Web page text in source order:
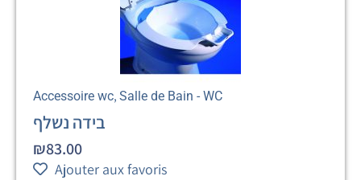
Accessoire wc,Salle de Bain - WC
בידה נשלף
₪83.00
Ajouter aux favoris